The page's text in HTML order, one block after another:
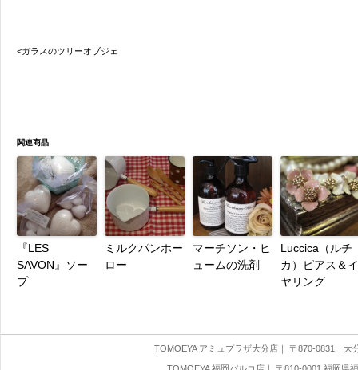
<ガラスのツリーオブジェ
関連商品
『LES
SAVON』ソー
プ
ミルクパンホー
ロー
マーチソン・ヒ
ュームの洗剤
Luccica（ルチ
カ）ピアス＆イ
ヤリング
TOMOEYA アミュプラザ大分店 ｜ 〒870-0831 大